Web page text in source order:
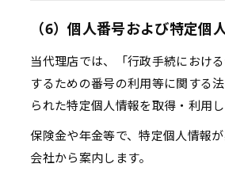
（6）個人番号および特定個
当代理店では、「行政手続におけ
するための番号の利用等に関する
られた特定個人情報を取得・利用し
保険金や年金等で、特定個人情報
会社から案内します。